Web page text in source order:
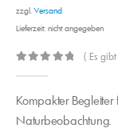
zzgl.Versand
Lieferzeit: nicht angegeben
( Es
Kompakter
Naturbeobachtung.